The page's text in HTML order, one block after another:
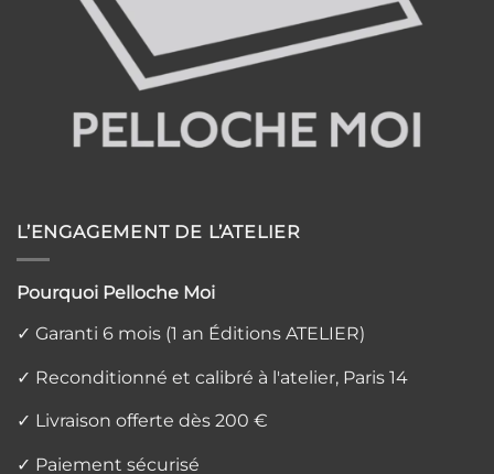
L’ENGAGEMENT DE L’ATELIER
Pourquoi Pelloche Moi
✓ Garanti 6 mois (1 an Éditions ATELIER)
✓ Reconditionné et calibré à l'atelier, Paris 14
✓ Livraison offerte dès 200 €
✓ Paiement sécurisé